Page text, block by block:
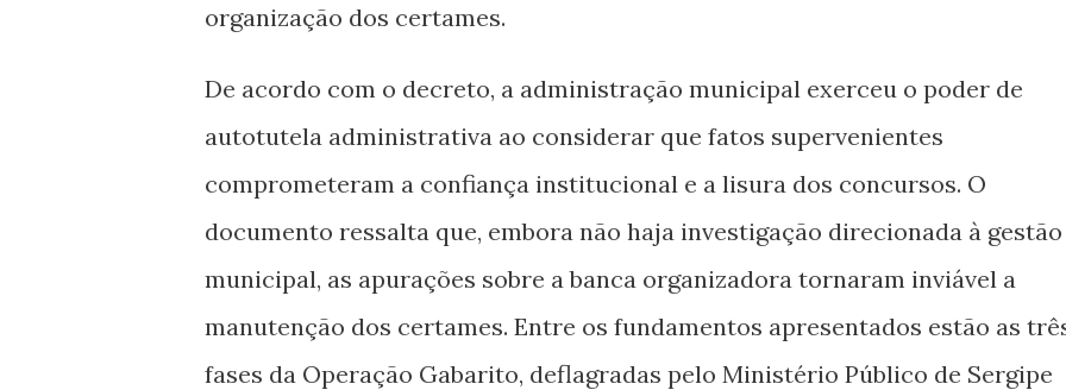
organização dos certames.
De acordo com o decreto, a administração municipal exerceu o poder de
autotutela administrativa ao considerar que fatos supervenientes
comprometeram a confiança institucional e a lisura dos concursos. O
documento ressalta que, embora não haja investigação direcionada à gestão
municipal, as apurações sobre a banca organizadora tornaram inviável a
manutenção dos certames. Entre os fundamentos apresentados estão as
fases da Operação Gabarito, deflagradas pelo Ministério Público de Sergipe